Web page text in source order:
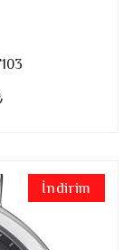
İndirim